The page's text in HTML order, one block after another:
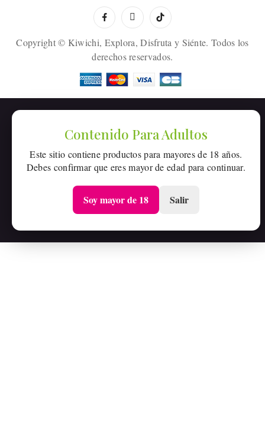
Copyright © Kiwichi, Explora, Disfruta y Siénte. Todos los
derechos reservados.
Contenido Para Adultos
Este sitio contiene productos para mayores de 18 años.
Debes confirmar que eres mayor de edad para continuar.
Soy mayor de 18 Salir